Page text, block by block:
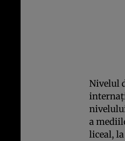
Nivelul
a
liceal,